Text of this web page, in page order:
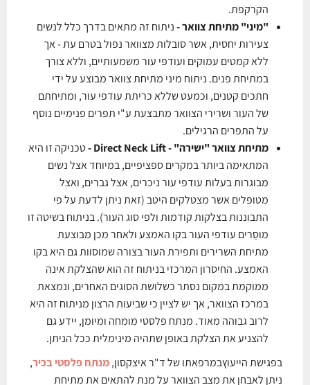
הקרקפת.
"מיני" מתיחת צוואר -ניתוח זה מתאים בדרך כלל לנשים
צעירות יחסית, אשר סובלות מצוואר נפול בטרם עת - אך
ללא קמטים עמוקים ועודפי עור משמעותיים, וללא צורך
במתיחת פנים. ניתוח מיני מתיחת צוואר מבוצע על ידי
חתכים קטנים, וכמעט שללא כריתת עודפי עור, ומתיחתם
של העור ושרירי הצוואר מתבצעת ע"י תפרים פנימיים נוסף
על התפרים הרגילים.
מתיחת צוואר "ישירה" - Direct Neck Lift -
טכניקה זו היא
המתאימה ביותר במקרים ספציפיים, במיוחד אצל נשים
מבוגרות בעלות עודפי עור ניכרים, אצל גברים, ואצל
מטופלים אשר מצטלקים היטב (זאת ניתן לדעת על פי
התבוננות בצלקות קודמות ולפי סוג העור). בניתוח בשיטה זו
מוסַרים עודפי העור בקו האמצע ולאחר מכן מבוצעת
מתיחת השרירים ותפירת העור בצורה שמוסוות גם היא בקו
האמצע. החיסרון המרכזי בניתוח זה הוא שהצלקת אינה
ממוקמת במקום נסתר כשלושת הסוגים האחרים, ונמצאת
במרכז הצוואר, אך יש לציין כי שביעות הרצון מניתוח זה היא
לרוב גבוהה מאוד. מנתח פלסטי מומחה ומיומן, יידע גם
להצניע את הצלקת באופן שתהיה מינימלית ככל הניתן.
בפגישת הייעוץבמרפאתו של ד"ר איצקסון,מנתח פלסטי בכיר,
ניתן לאבחן את מצב הצוואר על מנת להתאים את מתיחת